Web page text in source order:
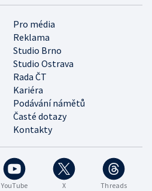
Pro média
Reklama
Studio Brno
Studio Ostrava
Rada ČT
Kariéra
Podávání námětů
Časté dotazy
Kontakty
YouTube X Threads